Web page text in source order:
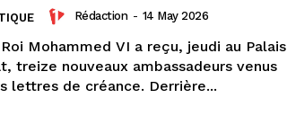
Insight Publications
Rédaction - 14 May 2026
Mohammed VI a reçu, jeudi au Palais
treize nouveaux ambassadeurs venus
lettres de créance. Derrière...